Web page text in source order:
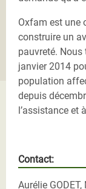
Oxfam est une
construire un
pauvreté.
janvier 2014
population
depuis
l’assistance et
Contact:
Aurélie